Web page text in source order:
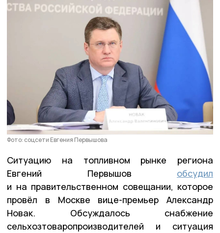
Фото: соцсети Евгения Первышова
Ситуацию на топливном рынке региона
Евгений Первышов обсудил
и на правительственном совещании, которое
провёл в Москве вице-премьер Александр
Новак. Обсуждалось снабжение
сельхозтоваропроизводителей и ситуация